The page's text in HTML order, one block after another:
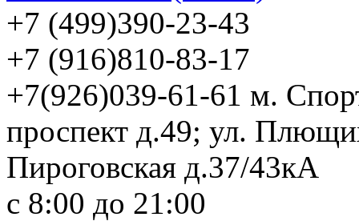
+7 (499)390-23-43
+7 (916)810-83-17
+7(926)039-61-61 м.
проспект д.49; ул.
Пироговская д.37/43кА
с 8:00 до 21:00